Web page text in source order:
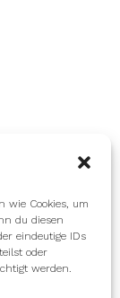
wie Cookies, um
du diesen
eindeutige IDs
oder
werden.